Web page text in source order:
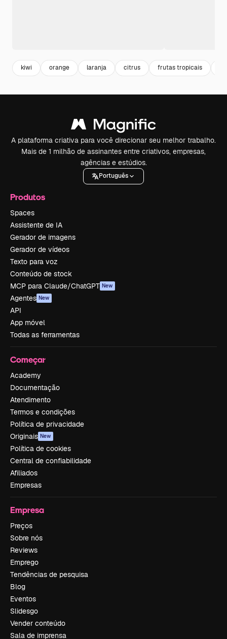
kiwi orange laranja citrus frutas tropicais
A plataforma criativa para você direcionar seu melhor trabalho.
Mais de 1 milhão de assinantes entre criativos, empresas,
agências e estúdios.
Português
Produtos
Spaces
Assistente de IA
Gerador de imagens
Gerador de vídeos
Texto para voz
Conteúdo de stock
MCP para Claude/ChatGPT New
Agentes New
API
App móvel
Todas as ferramentas
Começar
Academy
Documentação
Atendimento
Termos e condições
Política de privacidade
Originais New
Política de cookies
Central de confiabilidade
Afiliados
Empresas
Empresa
Preços
Sobre nós
Reviews
Emprego
Tendências de pesquisa
Blog
Eventos
Slidesgo
Vender conteúdo
Sala de imprensa